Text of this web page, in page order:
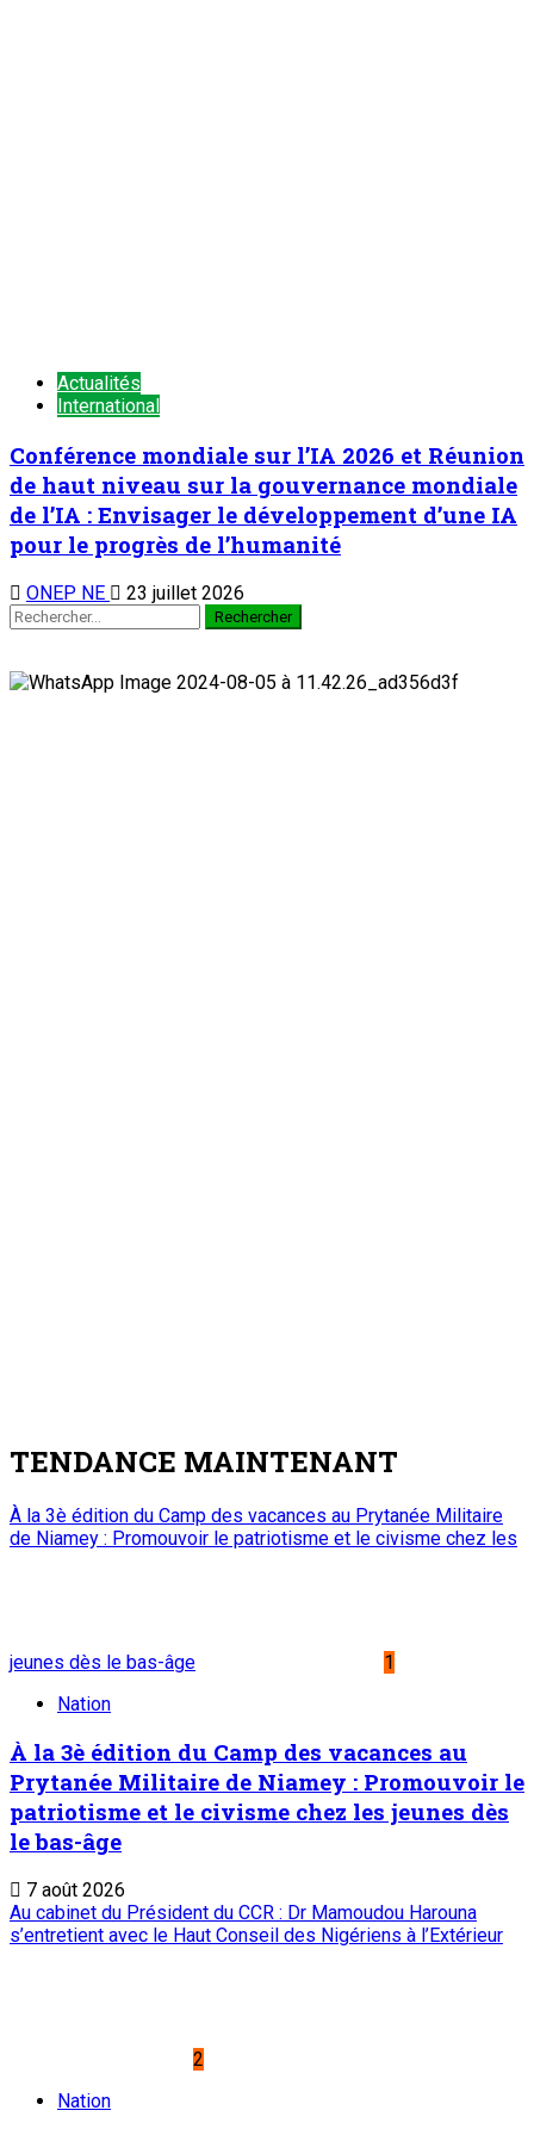
Actualités
International
Conférence mondiale sur l’IA 2026 et Réunion
de haut niveau sur la gouvernance mondiale
de l’IA : Envisager le développement d’une IA
pour le progrès de l’humanité
ONEP NE
23 juillet 2026
Rechercher :
TENDANCE MAINTENANT
À la 3è édition du Camp des vacances au Prytanée Militaire
de Niamey : Promouvoir le patriotisme et le civisme chez les
jeunes dès le bas-âge
1
Nation
À la 3è édition du Camp des vacances au
Prytanée Militaire de Niamey : Promouvoir le
patriotisme et le civisme chez les jeunes dès
le bas-âge
7 août 2026
Au cabinet du Président du CCR : Dr Mamoudou Harouna
s’entretient avec le Haut Conseil des Nigériens à l’Extérieur
2
Nation